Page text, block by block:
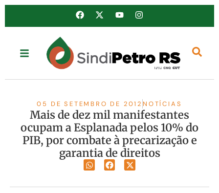
05 DE SETEMBRO DE 2012 NOTÍCIAS
Mais de dez mil manifestantes
ocupam a Esplanada pelos 10% do
PIB, por combate à precarização e
garantia de direitos